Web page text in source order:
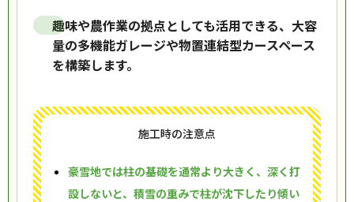
趣味や農作業の拠点としても活用できる、大容
量の多機能ガレージや物置連結型カースペース
を構築します。
施工時の注意点
豪雪地では柱の基礎を通常より大きく、深く打
設しないと、積雪の重みで柱が沈下したり傾い